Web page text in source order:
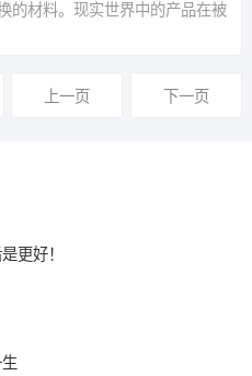
的材料。现实世界中的产品在被
上一页 下一页
更好！